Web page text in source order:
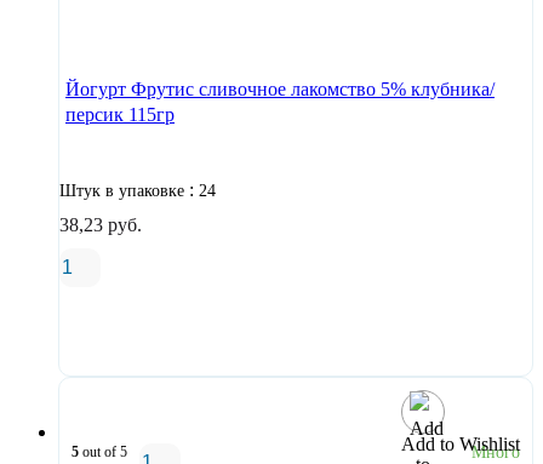
Йогурт Фрутис сливочное лакомство 5% клубника/
персик 115гр
Штук в упаковке : 24
38,23 руб.
Add to Wishlist
5 out of 5 Много